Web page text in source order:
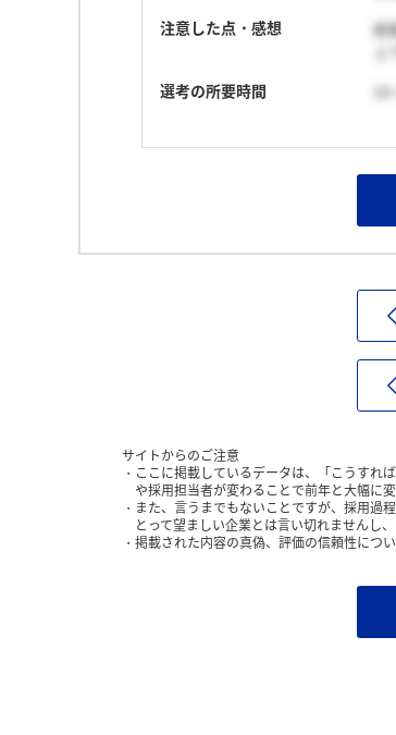
注意した点・感想
結
選考の所要時間
サイトからのご注意
ここに掲載しているデータは、「こうすれ
や採用担当者が変わることで前年と大幅に
また、言うまでもないことですが、採用過
とって望ましい企業とは言い切れませんし
掲載された内容の真偽、評価の信頼性につ